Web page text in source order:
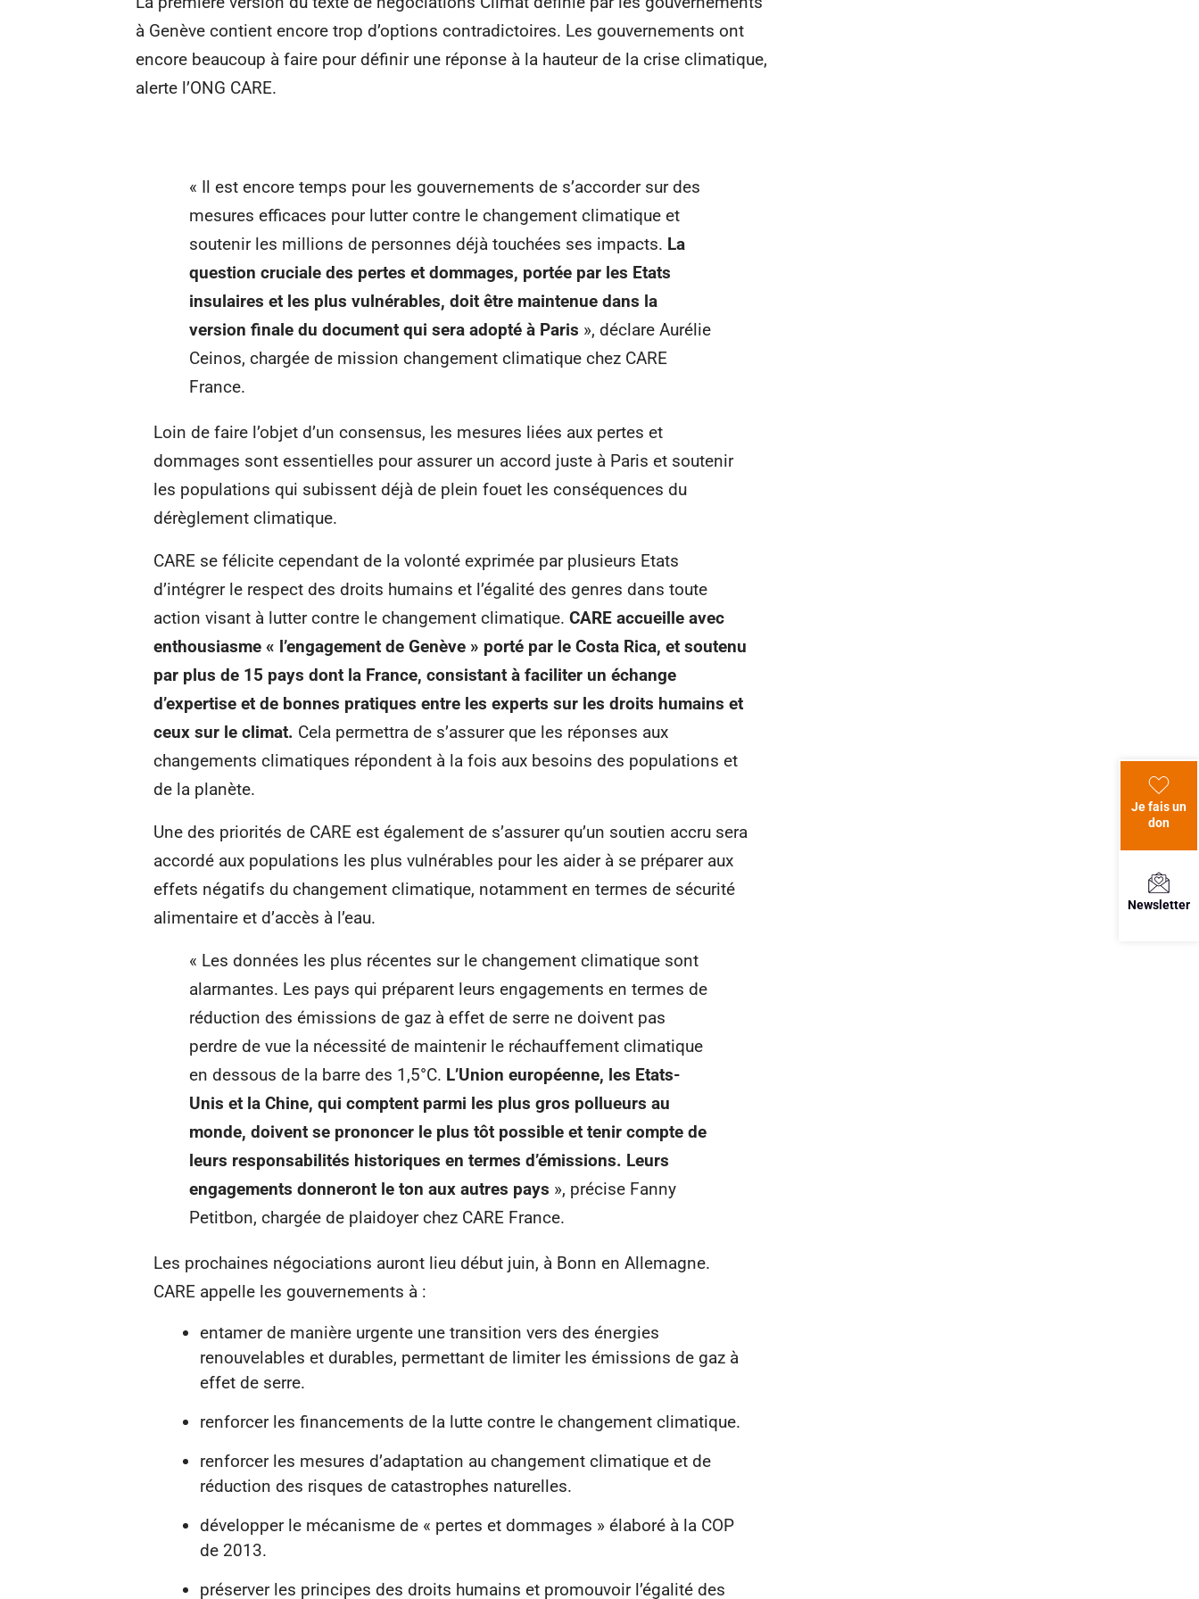
Je fais un
don
Newsletter
à Genève contient encore trop d’options contradictoires. Les gouvernements ont
encore beaucoup à faire pour définir une réponse à la hauteur de la crise climatique,
alerte l’ONG CARE.
« Il est encore temps pour les gouvernements de s’accorder sur des
mesures efficaces pour lutter contre le changement climatique et
soutenir les millions de personnes déjà touchées ses impacts. La
question cruciale des pertes et dommages, portée par les Etats
insulaires et les plus vulnérables, doit être maintenue dans la
version finale du document qui sera adopté à Paris », déclare Aurélie
Ceinos, chargée de mission changement climatique chez CARE
France.
Loin de faire l’objet d’un consensus, les mesures liées aux pertes et
dommages sont essentielles pour assurer un accord juste à Paris et soutenir
les populations qui subissent déjà de plein fouet les conséquences du
dérèglement climatique.
CARE se félicite cependant de la volonté exprimée par plusieurs Etats
d’intégrer le respect des droits humains et l’égalité des genres dans toute
action visant à lutter contre le changement climatique. CARE accueille avec
enthousiasme « l’engagement de Genève » porté par le Costa Rica, et soutenu
par plus de 15 pays dont la France, consistant à faciliter un échange
d’expertise et de bonnes pratiques entre les experts sur les droits humains et
ceux sur le climat. Cela permettra de s’assurer que les réponses aux
changements climatiques répondent à la fois aux besoins des populations et
de la planète.
Une des priorités de CARE est également de s’assurer qu’un soutien accru sera
accordé aux populations les plus vulnérables pour les aider à se préparer aux
effets négatifs du changement climatique, notamment en termes de sécurité
alimentaire et d’accès à l’eau.
« Les données les plus récentes sur le changement climatique sont
alarmantes. Les pays qui préparent leurs engagements en termes de
réduction des émissions de gaz à effet de serre ne doivent pas
perdre de vue la nécessité de maintenir le réchauffement climatique
en dessous de la barre des 1,5°C. L’Union européenne, les Etats-
Unis et la Chine, qui comptent parmi les plus gros pollueurs au
monde, doivent se prononcer le plus tôt possible et tenir compte de
leurs responsabilités historiques en termes d’émissions. Leurs
engagements donneront le ton aux autres pays », précise Fanny
Petitbon, chargée de plaidoyer chez CARE France.
Les prochaines négociations auront lieu début juin, à Bonn en Allemagne.
CARE appelle les gouvernements à :
entamer de manière urgente une transition vers des énergies
renouvelables et durables, permettant de limiter les émissions de gaz à
effet de serre.
renforcer les financements de la lutte contre le changement climatique.
renforcer les mesures d’adaptation au changement climatique et de
réduction des risques de catastrophes naturelles.
développer le mécanisme de « pertes et dommages » élaboré à la COP
de 2013.
préserver les principes des droits humains et promouvoir l’égalité des